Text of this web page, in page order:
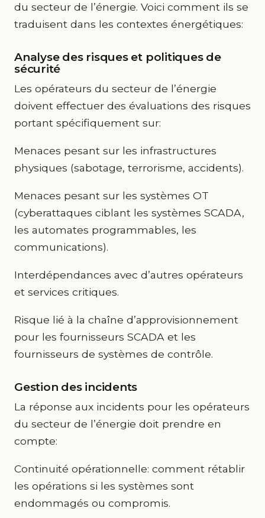
du secteur de l’énergie. Voici comment ils se
traduisent dans les contextes énergétiques:
Analyse des risques et politiques de
sécurité
Les opérateurs du secteur de l’énergie
doivent effectuer des évaluations des risques
portant spécifiquement sur:
Menaces pesant sur les infrastructures
physiques (sabotage, terrorisme, accidents).
Menaces pesant sur les systèmes OT
(cyberattaques ciblant les systèmes SCADA,
les automates programmables, les
communications).
Interdépendances avec d’autres opérateurs
et services critiques.
Risque lié à la chaîne d’approvisionnement
pour les fournisseurs SCADA et les
fournisseurs de systèmes de contrôle.
Gestion des incidents
La réponse aux incidents pour les opérateurs
du secteur de l’énergie doit prendre en
compte:
Continuité opérationnelle: comment rétablir
les opérations si les systèmes sont
endommagés ou compromis.